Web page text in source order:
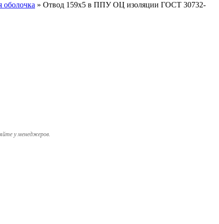
» Отвод 159х5 в ППУ ОЦ изоляции ГОСТ 30732-
у менеджеров.